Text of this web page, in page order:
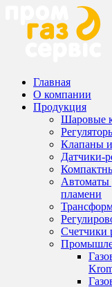
Главная
О компании
Продукция
Шаровые
Клапаны и
Датчики-
Автоматы
пламени
Счетчики